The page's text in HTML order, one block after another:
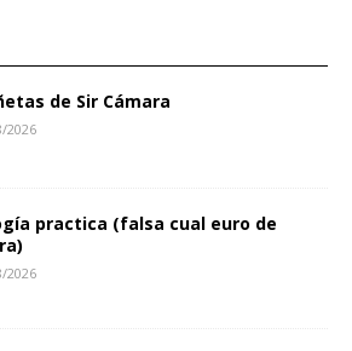
de Sir Cámara
2026
practica (falsa cual euro de
2026